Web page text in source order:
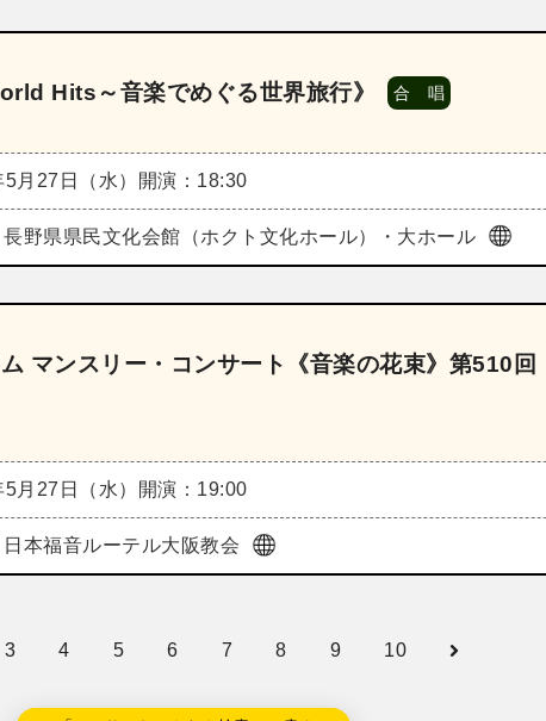
Hits～音楽でめぐる世界旅行》 合 唱
月27日（水） 開演：18:30
長野県県民文化会館（ホクト文化ホール）・大ホール
マンスリー・コンサート《音楽の花束》第510回
月27日（水） 開演：19:00
日本福音ルーテル大阪教会
3 4 5 6 7 8 9 10